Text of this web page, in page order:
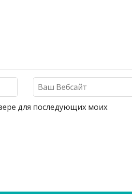
для последующих моих